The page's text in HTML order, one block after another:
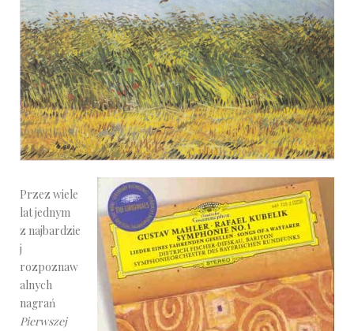
Przez wiele
lat jednym
z najbardzie
j
rozpoznaw
alnych
nagrań
Pierwszej